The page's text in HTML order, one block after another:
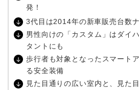
発！
3代目は2014年の新車販売台数
男性向けの「カスタム」はダイ
タントにも
歩行者も対象となったスマート
る安全装備
見た目通りの広い室内と、見た